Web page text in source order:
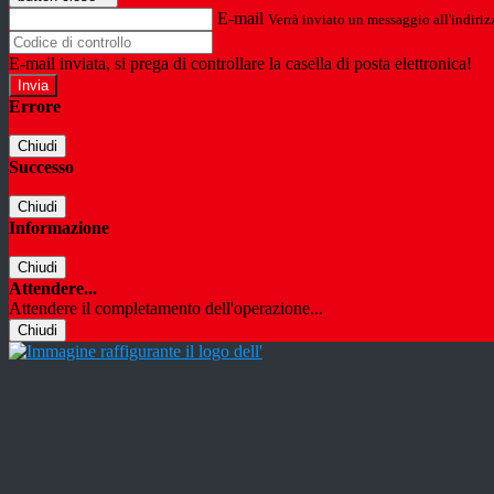
E-mail Verrà inviato un messaggio
E-mail inviata, si prega di controllare la casella di posta elettronica!
Errore
Chiudi
Successo
Chiudi
Informazione
Chiudi
Attendere...
Attendere il completamento dell'operazione...
Chiudi